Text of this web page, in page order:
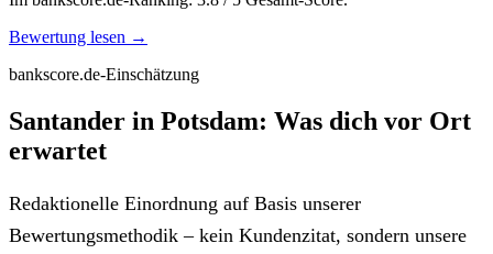
Bewertung lesen →
bankscore.de-Einschätzung
Santander in Potsdam: Was dich vor Ort
erwartet
Redaktionelle Einordnung auf Basis unserer
Bewertungsmethodik – kein Kundenzitat, sondern unsere